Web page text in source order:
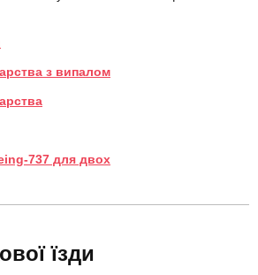
з випалом
737 для двох
їзди